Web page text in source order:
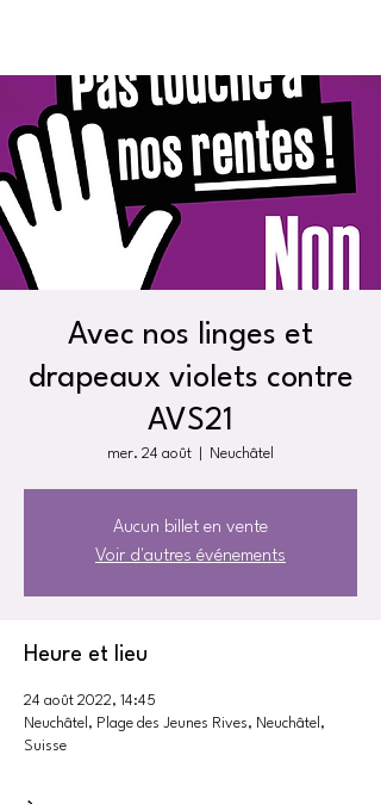
Avec nos linges et
drapeaux violets contre
AVS21
mer. 24 août Neuchâtel
Aucun billet en vente
Voir d'autres événements
Heure et lieu
24 août 2022, 14:45
Neuchâtel, Plage des Jeunes Rives, Neuchâtel,
Suisse